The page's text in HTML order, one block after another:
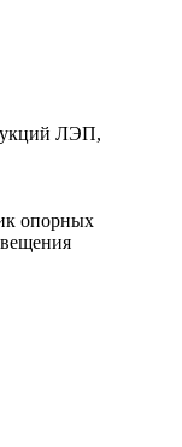
ЛЭП,
опорных